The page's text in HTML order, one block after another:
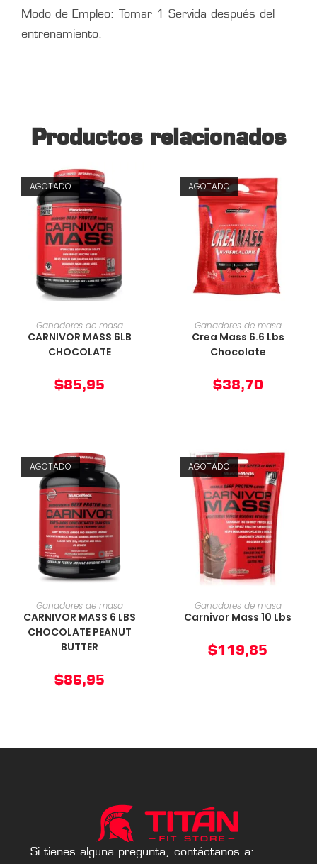
Modo de Empleo: Tomar 1 Servida después del
entrenamiento.
Productos relacionados
AGOTADO
AÑADIR AL CARRITO
Ganadores de masa
CARNIVOR MASS 6LB
CHOCOLATE
$85,95
AGOTADO
AÑADIR AL CARRITO
Ganadores de masa
Crea Mass 6.6 Lbs
Chocolate
$38,70
AGOTADO
AÑADIR AL CARRITO
Ganadores de masa
CARNIVOR MASS 6 LBS
CHOCOLATE PEANUT
BUTTER
$86,95
AGOTADO
AÑADIR AL CARRITO
Ganadores de masa
Carnivor Mass 10 Lbs
$119,85
Si tienes alguna pregunta, contáctanos a: